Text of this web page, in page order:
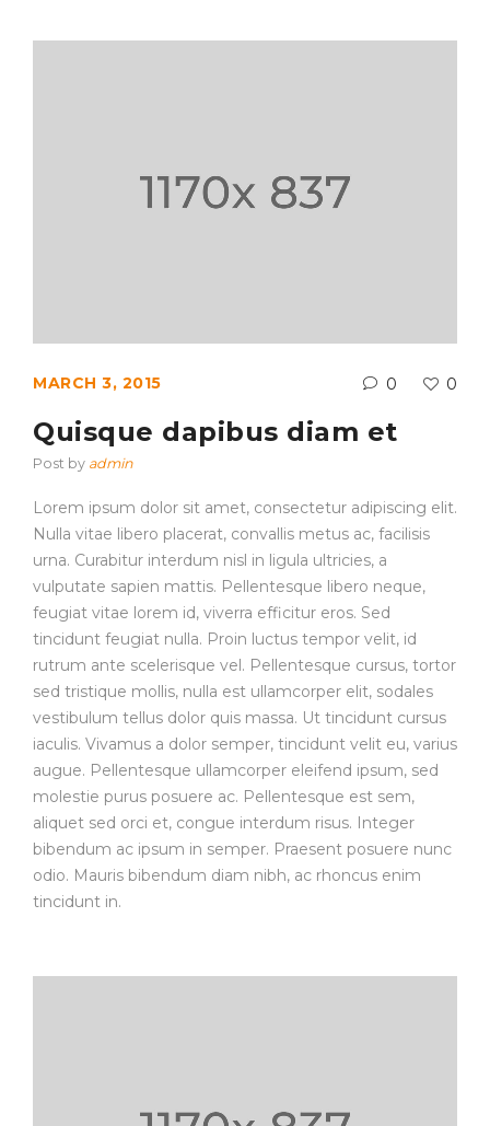
MARCH 3, 2015 0 0
Quisque dapibus diam et
Post by admin
Lorem ipsum dolor sit amet, consectetur adipiscing elit.
Nulla vitae libero placerat, convallis metus ac, facilisis
urna. Curabitur interdum nisl in ligula ultricies, a
vulputate sapien mattis. Pellentesque libero neque,
feugiat vitae lorem id, viverra efficitur eros. Sed
tincidunt feugiat nulla. Proin luctus tempor velit, id
rutrum ante scelerisque vel. Pellentesque cursus, tortor
sed tristique mollis, nulla est ullamcorper elit, sodales
vestibulum tellus dolor quis massa. Ut tincidunt cursus
iaculis. Vivamus a dolor semper, tincidunt velit eu, varius
augue. Pellentesque ullamcorper eleifend ipsum, sed
molestie purus posuere ac. Pellentesque est sem,
aliquet sed orci et, congue interdum risus. Integer
bibendum ac ipsum in semper. Praesent posuere nunc
odio. Mauris bibendum diam nibh, ac rhoncus enim
tincidunt in.